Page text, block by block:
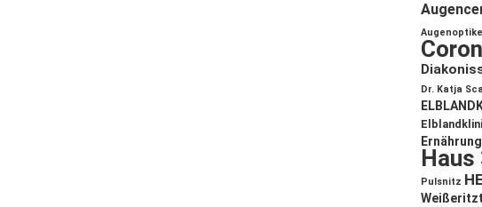
Dr. Katja
Ernährung
Haus
Pulsnitz